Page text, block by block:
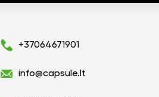
+37064671901
info@capsule.lt